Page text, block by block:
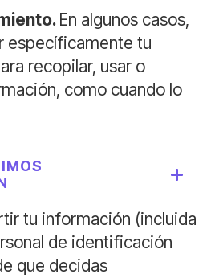
En algunos casos,
específicamente tu
recopilar, usar o
como cuando lo
tu información (incluida
de identificación
que decidas